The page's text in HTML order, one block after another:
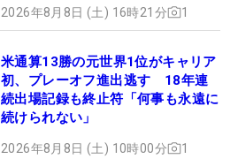
2026年8月8日 (土) 16時21分 1
米通算13勝の元世界1位がキャリア
初、プレーオフ進出逃す 18年連
続出場記録も終止符「何事も永遠に
続けられない」
2026年8月8日 (土) 10時00分 1